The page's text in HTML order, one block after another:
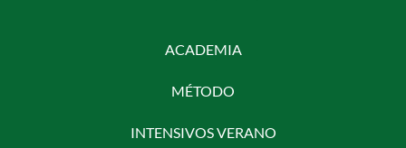
ACADEMIA
MÉTODO
INTENSIVOS VERANO